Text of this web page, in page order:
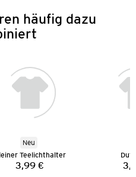
häufig dazu
Neu
Teelichthalter
Preis:
3,99 €